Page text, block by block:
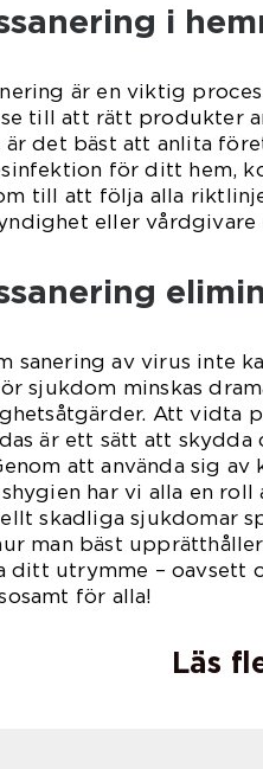
i
är en viktig
till att rätt produkter
det bäst att anlita
för ditt hem,
till att följa alla
eller
sanering av virus inte
sjukdom minskas
Att vidta
är ett sätt att
att använda sig
har vi alla en
skadliga sjukdomar
man bäst
ditt utrymme – oavsett
för alla!
Läs